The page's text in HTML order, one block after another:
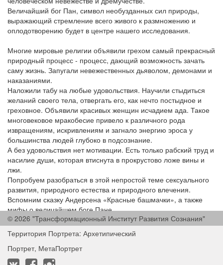
Величайший бог Пан, символ необузданных сил природы,
выражающий стремление всего живого к размножению и
оплодотворению будет в центре нашего исследования.
Многие мировые религии объявили грехом самый прекрасный
природный процесс - процесс, дающий возможность зачать
саму жизнь. Запугали невежественных дьяволом, демонами и
наказаниями.
Наложили табу на любые удовольствия. Научили стыдиться
желаний своего тела, отвергать его, как нечто постыдное и
греховное. Объявили красивых женщин исчадием ада. Такое
многовековое мракобесие привело к различного рода
извращениям, искривлениям и загнало энергию эроса у
большинства людей глубоко в подсознание.
А без удовольствия нет мотивации. Есть только рабский труд и
насилие души, которая втиснута в прокрустово ложе вины и
лжи.
Попробуем разобраться в этой непростой теме сексуального
развития, природного естества и природного влечения.
Вспомним сказку Андерсена «Красные башмачки», а также
мифы о величайшем боге Пане.
⠀⠀
© 2026 "Трансформационный Институт Развития Сознания"
Территория Портрета: Архетипический
Портрет, МетаПортрет